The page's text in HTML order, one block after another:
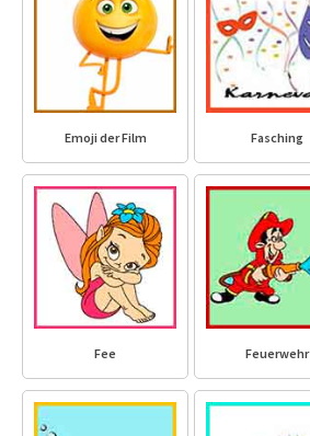
Emoji der Film Fasching
Fee Feuerwehr